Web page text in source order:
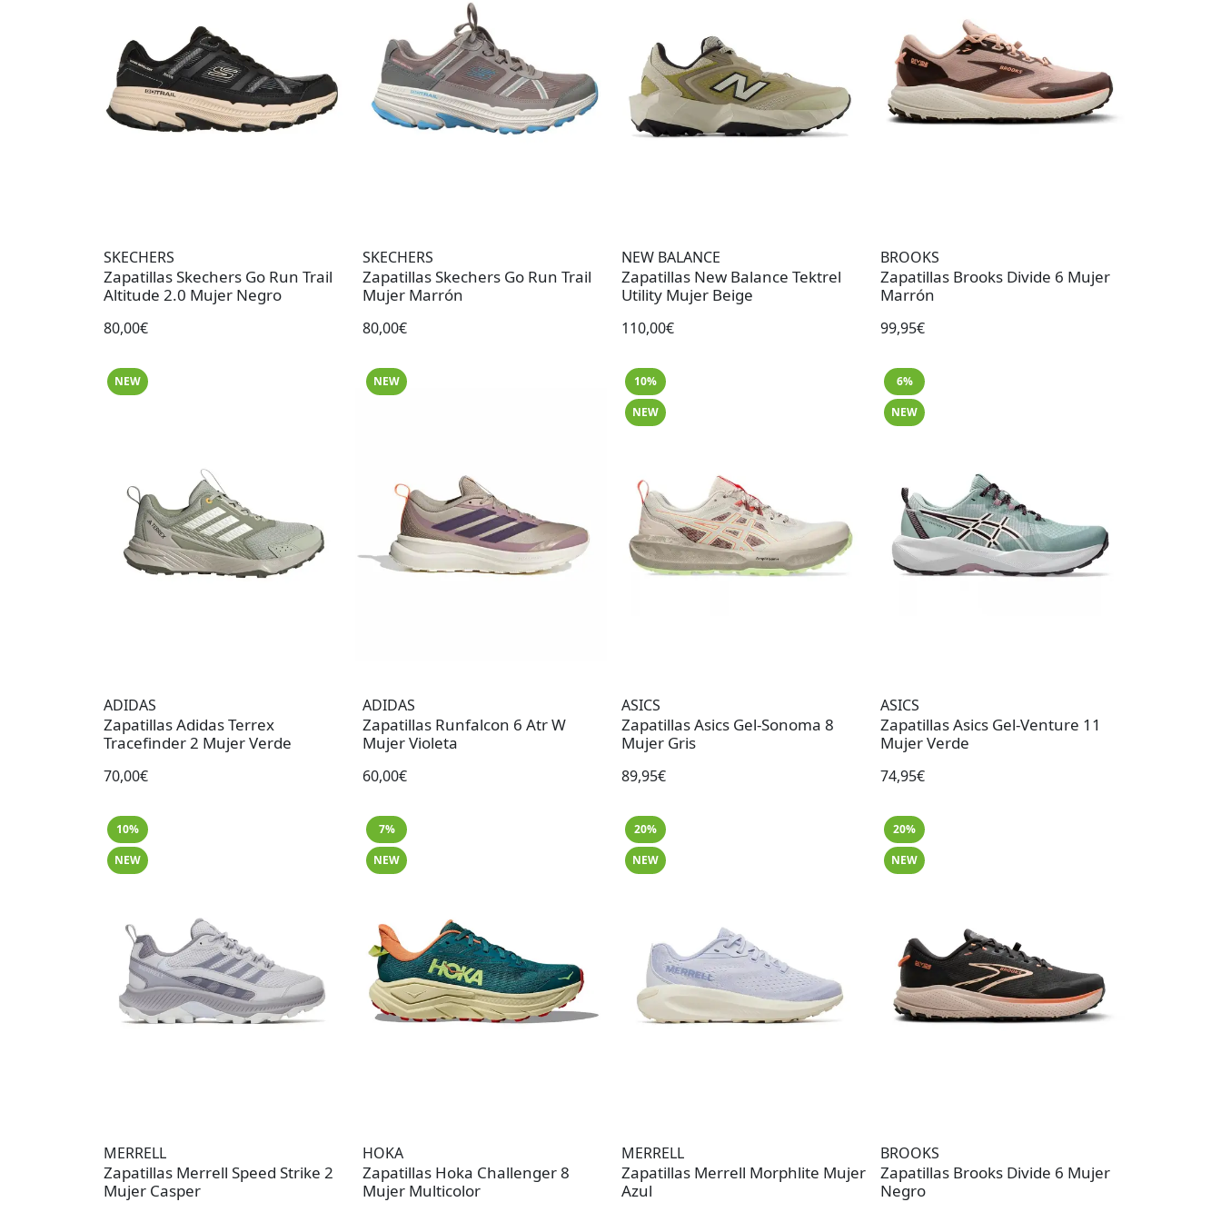
SKECHERS
Zapatillas Skechers Go Run Trail
Altitude 2.0 Mujer Negro
80,00€
SKECHERS
Zapatillas Skechers Go Run Trail
Mujer Marrón
80,00€
NEW BALANCE
Zapatillas New Balance Tektrel
Utility Mujer Beige
110,00€
BROOKS
Zapatillas Brooks Divide 6 Mujer
Marrón
99,95€
NEW
ADIDAS
Zapatillas Adidas Terrex
Tracefinder 2 Mujer Verde
70,00€
NEW
ADIDAS
Zapatillas Runfalcon 6 Atr W
Mujer Violeta
60,00€
10%
NEW
ASICS
Zapatillas Asics Gel-Sonoma 8
Mujer Gris
89,95€
6%
NEW
ASICS
Zapatillas Asics Gel-Venture 11
Mujer Verde
74,95€
10%
NEW
MERRELL
Zapatillas Merrell Speed Strike 2
Mujer Casper
7%
NEW
HOKA
Zapatillas Hoka Challenger 8
Mujer Multicolor
20%
NEW
MERRELL
Zapatillas Merrell Morphlite Mujer
Azul
20%
NEW
BROOKS
Zapatillas Brooks Divide 6 Mujer
Negro